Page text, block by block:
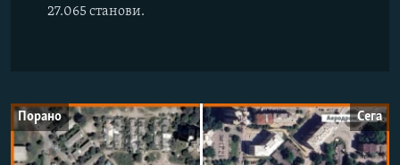
27.065 станови.
Порано Сега